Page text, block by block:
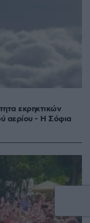
εκρηκτικών
αερίου - Η Σόφια